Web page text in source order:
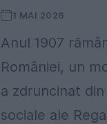
1 MAI 2026
Anul 1907
României, un
a zdruncinat
sociale ale